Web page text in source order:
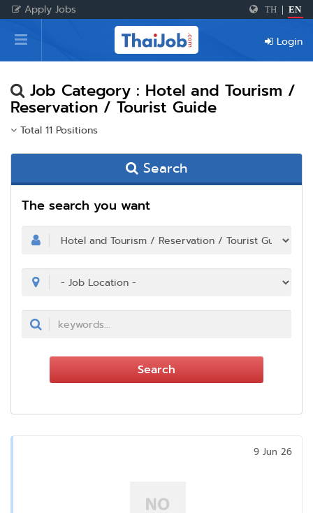
Apply Jobs TH EN
Home
Login
Register
Login
Job Category : Hotel and Tourism /
Reservation / Tourist Guide
Total 11 Positions
Search
The search you want
Search
9 Jun 26